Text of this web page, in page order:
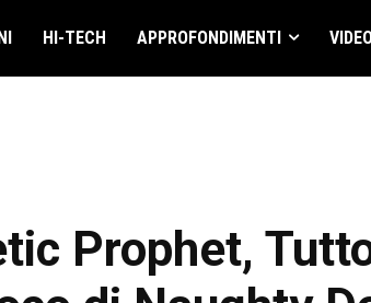
HI-TECH APPROFONDIMENTI
Prophet,